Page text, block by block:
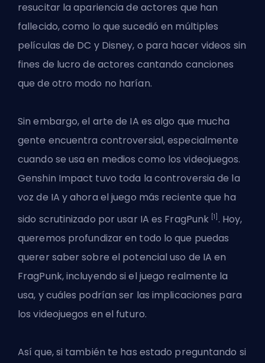
resucitar la apariencia de actores que han
fallecido, como lo que sucedió en múltiples
películas de DC y Disney, o para hacer videos sin
fines de lucro de actores cantando canciones
que de otro modo no harían.
Sin embargo, el arte de IA es algo que mucha
gente encuentra controversial, especialmente
cuando se usa en medios como los videojuegos.
Genshin Impact tuvo toda la controversia de la
voz de IA y ahora el juego más reciente que ha
sido scrutinizado por usar IA es FragPunk [1] . Hoy,
queremos profundizar en todo lo que puedas
querer saber sobre el potencial uso de IA en
FragPunk, incluyendo si el juego realmente la
usa, y cuáles podrían ser las implicaciones para
los videojuegos en el futuro.
Así que, si también te has estado preguntando si